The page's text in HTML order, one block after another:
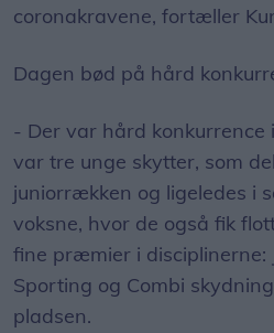
coronakravene, fortæller
Dagen bød på hård
- Der var hård konkurrence
var tre unge skytter, som
juniorrækken og ligeledes i
voksne, hvor de også fik
fine præmier i disciplinerne:
Sporting og Combi
pladsen.